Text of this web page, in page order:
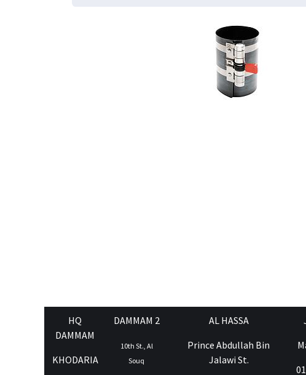
HQ
DAMMAM
KHODARIA
DAMMAM 2
10th St., Al
Souq
AL HASSA
Prince Abdullah Bin
Jalawi St.